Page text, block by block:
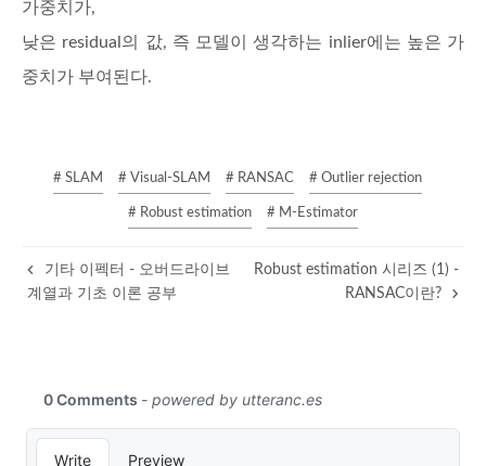
가중치가,
낮은 residual의 값, 즉 모델이 생각하는 inlier에는 높은 가
중치가 부여된다.
# SLAM # Visual-SLAM # RANSAC # Outlier rejection
# Robust estimation # M-Estimator
기타 이펙터 - 오버드라이브
계열과 기초 이론 공부
Robust estimation 시리즈 (1) -
RANSAC이란?